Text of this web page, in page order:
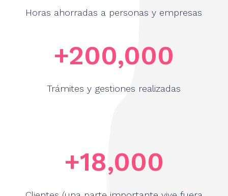
Horas ahorradas a personas y empresas
+200,000
Trámites y gestiones realizadas
+18,000